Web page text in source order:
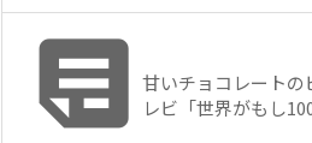
甘いチョコレート
レビ「世界がもし